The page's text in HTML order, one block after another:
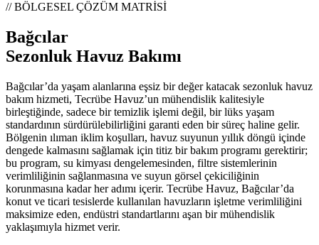
// BÖLGESEL ÇÖZÜM MATRİSİ
Bağcılar
Sezonluk Havuz Bakımı
Bağcılar’da yaşam alanlarına eşsiz bir değer katacak sezonluk havuz
bakım hizmeti, Tecrübe Havuz’un mühendislik kalitesiyle
birleştiğinde, sadece bir temizlik işlemi değil, bir lüks yaşam
standardının sürdürülebilirliğini garanti eden bir süreç haline gelir.
Bölgenin ılıman iklim koşulları, havuz suyunun yıllık döngü içinde
dengede kalmasını sağlamak için titiz bir bakım programı gerektirir;
bu program, su kimyası dengelemesinden, filtre sistemlerinin
verimliliğinin sağlanmasına ve suyun görsel çekiciliğinin
korunmasına kadar her adımı içerir. Tecrübe Havuz, Bağcılar’da
konut ve ticari tesislerde kullanılan havuzların işletme verimliliğini
maksimize eden, endüstri standartlarını aşan bir mühendislik
yaklaşımıyla hizmet verir.